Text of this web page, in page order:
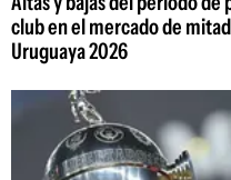
club en el mercado de
Uruguaya 2026